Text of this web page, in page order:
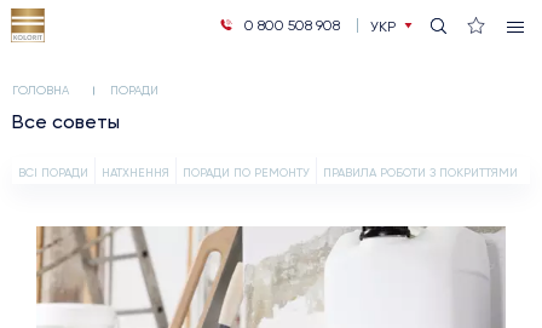
0 800 508 908
УКР
ГОЛОВНА ПОРАДИ
Все советы
ВСІ ПОРАДИ НАТХНЕННЯ ПОРАДИ ПО РЕМОНТУ ПРАВИЛА РОБОТИ З ПОКРИТТЯМИ